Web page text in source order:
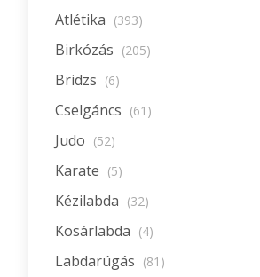
Atlétika (393)
Birkózás (205)
Bridzs (6)
Cselgáncs (61)
Judo (52)
Karate (5)
Kézilabda (32)
Kosárlabda (4)
Labdarúgás (81)